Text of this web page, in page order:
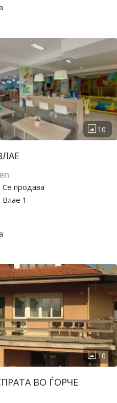
Се продава
Влае 1
ВО ЃОРЧЕ